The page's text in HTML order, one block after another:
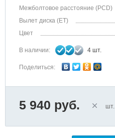
Межболтовое расстояние (PCD)
Вылет диска (ET)
Цвет
В наличии: 4 шт.
Поделиться:
5 940 руб. шт.